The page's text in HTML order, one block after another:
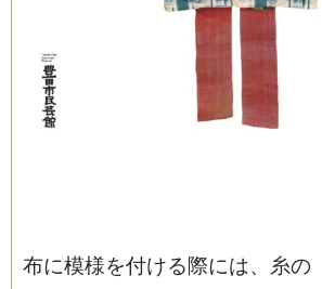
布に模様を付ける際には、糸の